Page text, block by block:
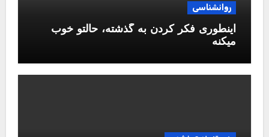
روانشناسی
اینطوری فکر کردن به گذشته، حالتو خوب
میکنه